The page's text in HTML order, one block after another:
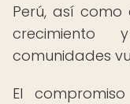
Perú, así
crecimiento
comunidades
El